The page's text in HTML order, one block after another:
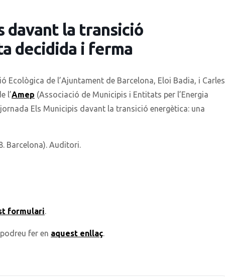
davant la transició
decidida i ferma
Ecològica de l’Ajuntament de Barcelona, Eloi Badia, i Carles
l’Amep (Associació de Municipis i Entitats per l’Energia
Els Municipis davant la transició energètica: una
Barcelona). Auditori.
formulari.
fer en aquest enllaç.